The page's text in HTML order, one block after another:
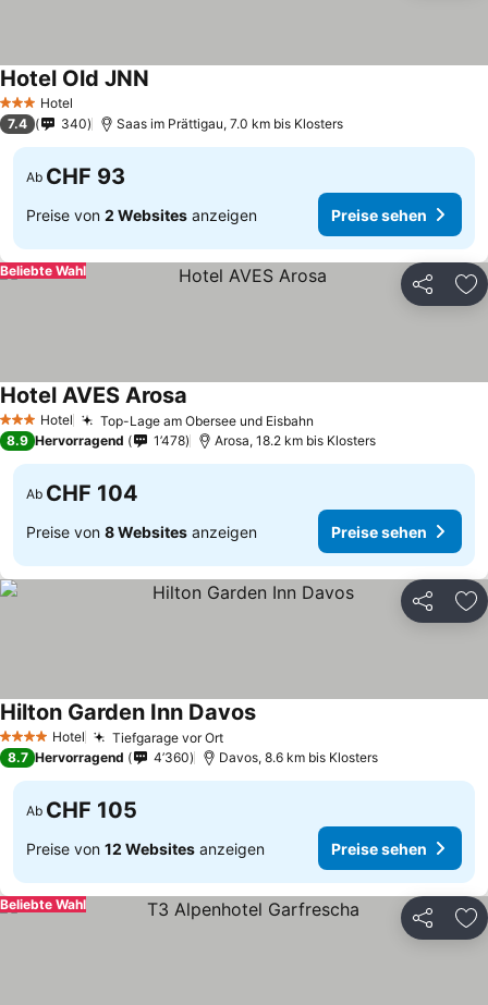
3 SterneHotel
Hotel Old JNN
7.4 340 Saas im Prättigau, 7.0 km bis Klosters
Ab CHF 93
Preise von 2 Websites anzeigen Preise sehen
Teilen
Beliebte Wahl
3 SterneHotel Top-Lage am Obersee und Eisbahn
Hotel AVES Arosa
8.9 Hervorragend 1’478 Arosa, 18.2 km bis Klosters
Ab CHF 104
Preise von 8 Websites anzeigen Preise sehen
Teilen
4 Sterne Hotel Tiefgarage vor Ort
Hilton Garden Inn Davos
8.7 Hervorragend 4’360 Davos, 8.6 km bis Klosters
Ab CHF 105
Preise von 12 Websites anzeigen Preise sehen
Teilen
Beliebte Wahl